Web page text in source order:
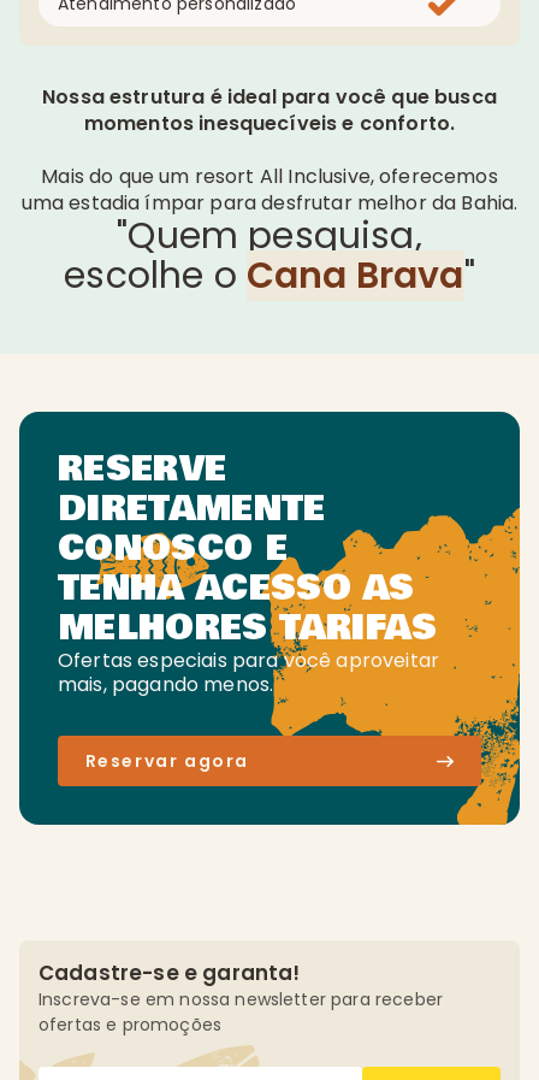
Nossa estrutura é ideal para você que busca
momentos inesquecíveis e conforto.
Mais do que um resort All Inclusive, oferecemos
uma estadia ímpar para desfrutar melhor da Bahia.
"Quem pesquisa,
escolhe o Cana Brava"
RESERVE
DIRETAMENTE
CONOSCO E
TENHA ACESSO AS
MELHORES TARIFAS
Ofertas especiais para você aproveitar
mais, pagando menos.
Reservar agora
Cadastre-se e garanta!
Inscreva-se em nossa newsletter para receber
ofertas e promoções